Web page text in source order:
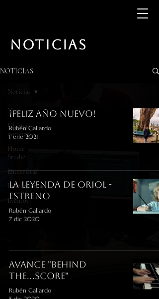
NOTICIAS
NOTICIAS
Noticias
Últimas
noticias
Home
Studio
Entrevistas
Lanzamientos
Eventos
Noticias
¡Feliz Año Nuevo!
Rubén Gallardo
1 ene 2021
La Leyenda de Oriol -
Estreno
Rubén Gallardo
7 dic 2020
Avance "Behind
the...score"
Rubén Gallardo